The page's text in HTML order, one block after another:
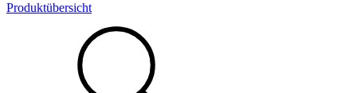
Produktübersicht